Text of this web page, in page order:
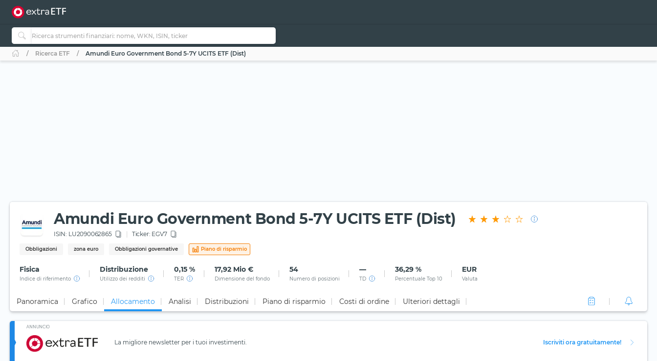
Ricerca ETF Amundi Euro Government Bond 5-7Y UCITS ETF (Dist)
Amundi Euro Government Bond 5-7Y UCITS ETF (Dist)
ISIN: LU2090062865 Ticker: EGV7
Obbligazioni zona euro Obbligazioni governative Piano di risparmio
Fisica
Indice di riferimento
Distribuzione
Utilizzo dei redditi
0,15 %
TER
17,92 Mio €
Dimensione del fondo
54
Numero di posizioni
—
TD
36,29 %
Percentuale Top 10
EUR
Valuta
Panoramica Grafico Allocamento Analisi Distribuzioni Piano di risparmio Costi di ordine Ulteriori dettagli
ANNUNCIO
La migliore newsletter per i tuoi investimenti. Iscriviti ora gratuitamente!